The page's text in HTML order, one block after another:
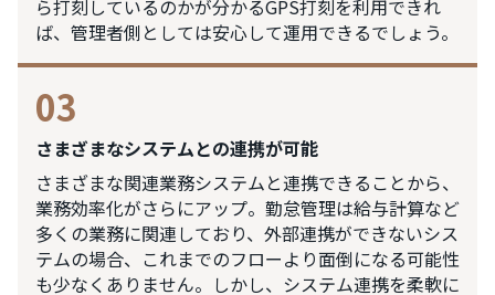
ら打刻しているのかが分かるGPS打刻を利用できれ
ば、管理者側としては安心して運用できるでしょう。
03
さまざまなシステムとの連携が可能
さまざまな関連業務システムと連携できることから、
業務効率化がさらにアップ。勤怠管理は給与計算など
多くの業務に関連しており、外部連携ができないシス
テムの場合、これまでのフローより面倒になる可能性
も少なくありません。しかし、システム連携を柔軟に